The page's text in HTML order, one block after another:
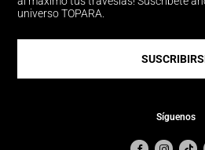
universo TOPARA.
Síguenos